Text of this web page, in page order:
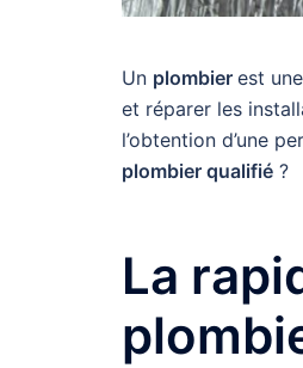
Un plombier est
et réparer les
l’obtention d’une
plombier qualifié ?
La